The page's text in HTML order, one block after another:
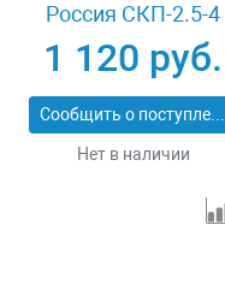
Россия СКП-2.5-4
1 120 руб.
Сообщить о поступлении
Нет в наличии